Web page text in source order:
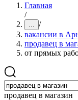
Главная
/
... /
вакансии в
продавец в
от прямых
продавец в магазин